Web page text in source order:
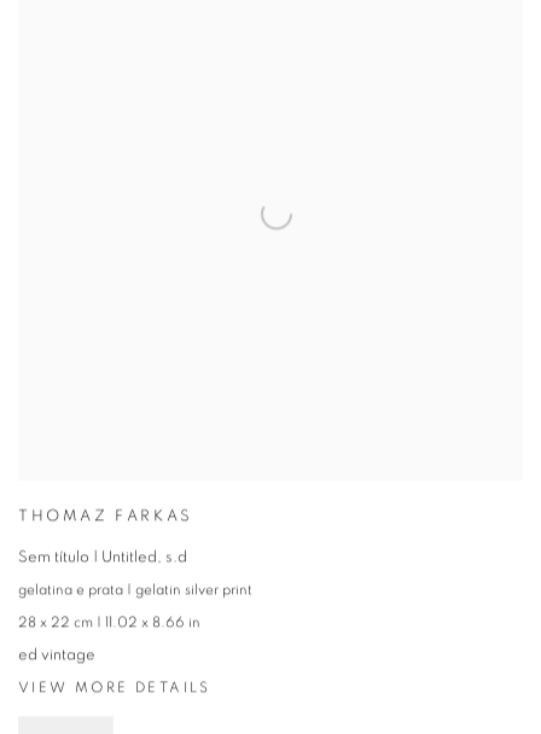
THOMAZ FARKAS
Sem título | Untitled, s.d
gelatina e prata | gelatin silver print
28 x 22 cm | 11.02 x 8.66 in
ed vintage
VIEW MORE DETAILS